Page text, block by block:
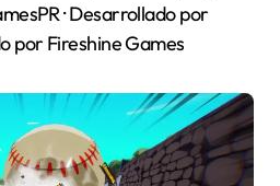
· Desarrollado por
por Fireshine Games